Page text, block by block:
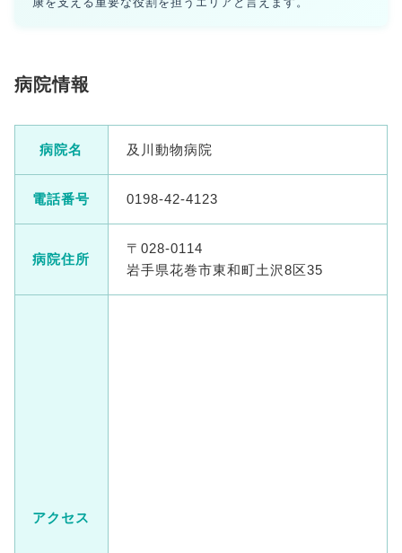
病院情報
病院名 及川動物病院
電話番号 0198-42-4123
病院住所
〒028-0114
岩手県花巻市東和町土沢8区35
アクセス